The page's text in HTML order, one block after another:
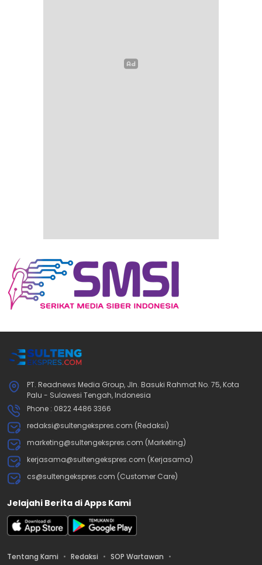
PT. Readnews Media Group, Jln. Basuki Rahmat No. 75, Kota
Palu - Sulawesi Tengah, Indonesia
Phone : 0822 4486 3366
redaksi@sultengekspres.com (Redaksi)
marketing@sultengekspres.com (Marketing)
kerjasama@sultengekspres.com (Kerjasama)
cs@sultengekspres.com (Customer Care)
Jelajahi Berita di Apps Kami
Tentang Kami Redaksi
SOP Wartawan